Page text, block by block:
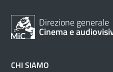
Direzione generale
Cinema e
CHI SIAMO